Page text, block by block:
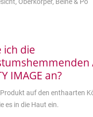
ich die
IMAGE an?
auf den enthaarten
es in die Haut ein.